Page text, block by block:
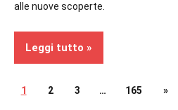
alle nuove scoperte.
Leggi tutto
Recensioni
Paginazione
1 2 3 … 165 »